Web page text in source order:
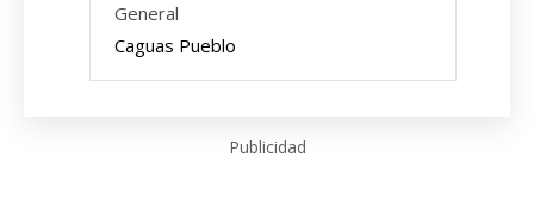
General
Caguas Pueblo
Publicidad